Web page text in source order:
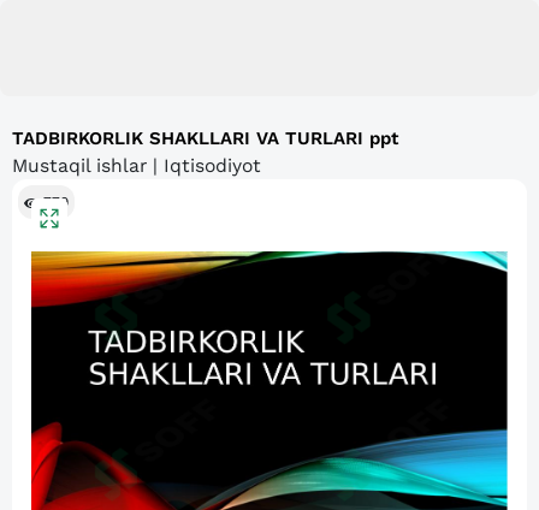
TADBIRKORLIK SHAKLLARI VA TURLARI ppt
Mustaqil ishlar | Iqtisodiyot
779